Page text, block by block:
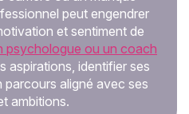
peut engendrer
et sentiment de
psychologue ou un coach
aspirations, identifier ses
aligné avec ses
ambitions.